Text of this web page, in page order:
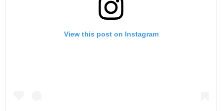
View this post on Instagram